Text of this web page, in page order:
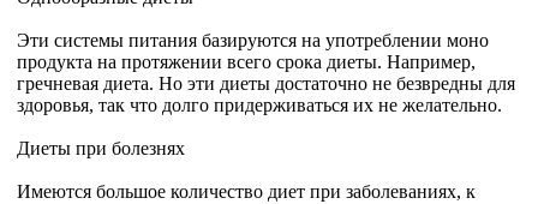
Эти системы питания базируются на употреблении моно
продукта на протяжении всего срока диеты. Например,
гречневая диета. Но эти диеты достаточно не безвредны для
здоровья, так что долго придерживаться их не желательно.
Диеты при болезнях
Имеются большое количество диет при заболеваниях, к